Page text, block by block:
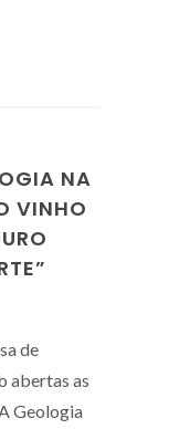
NA
VINHO
de
abertas as
Geologia